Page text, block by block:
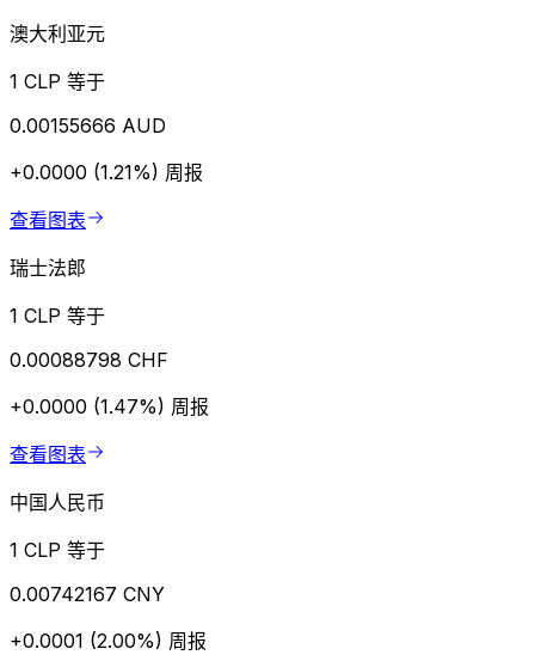
澳大利亚元
1 CLP 等于
0.00155666 AUD
+0.0000 (1.21%) 周报
查看图表
瑞士法郎
1 CLP 等于
0.00088798 CHF
+0.0000 (1.47%) 周报
查看图表
中国人民币
1 CLP 等于
0.00742167 CNY
+0.0001 (2.00%) 周报